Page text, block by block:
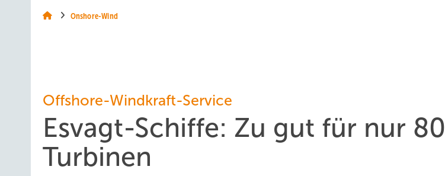
Onshore-Wind
Offshore-Windkraft-Service
Esvagt-Schiffe: Zu gut für nur 80
Turbinen